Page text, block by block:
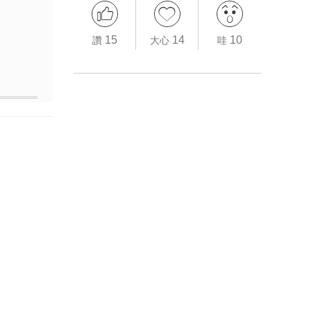
讚 15 大心 14 哇 10